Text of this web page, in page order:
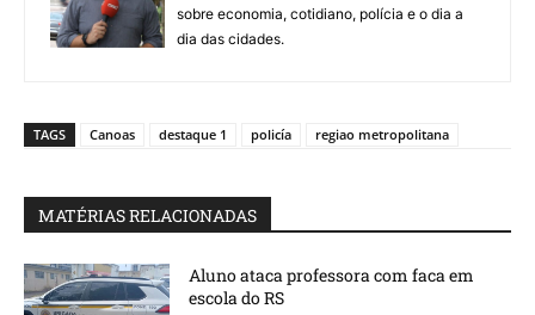
sobre economia, cotidiano, polícia e o dia a
dia das cidades.
TAGS Canoas destaque 1 policía regiao metropolitana
MATÉRIAS RELACIONADAS
Aluno ataca professora com faca em
escola do RS